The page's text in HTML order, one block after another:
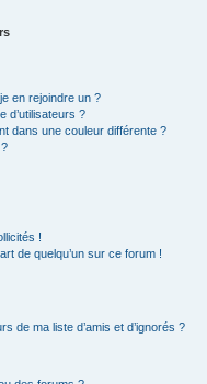
en rejoindre un ?
d’utilisateurs ?
dans une couleur différente ?
!
de quelqu’un sur ce forum !
de ma liste d’amis et d’ignorés ?